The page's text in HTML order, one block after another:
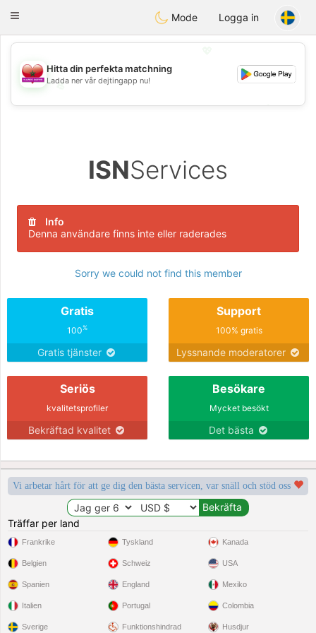
Maroc Dating
Toggle
Mode Logga in
💖
💕
Hitta din perfekta matchning
Ladda ner vår dejtingapp nu!
ISNServices
Info
Denna användare finns inte eller raderades
Sorry we could not find this member
Gratis
100%
Gratis tjänster
Support
100% gratis
Lyssnande moderatorer
Seriös
kvalitetsprofiler
Bekräftad kvalitet
Besökare
Mycket besökt
Det bästa
Vi arbetar hårt för att ge dig den bästa servicen, var snäll och stöd oss
Träffar per land
Frankrike
Belgien
Spanien
Italien
Sverige
Tyskland
Schweiz
England
Portugal
Funktionshindrad
Kanada
USA
Mexiko
Colombia
Husdjur